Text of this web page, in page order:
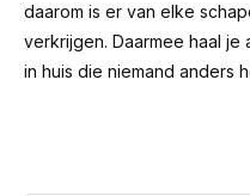
daarom is er van elke
verkrijgen. Daarmee haal je
in huis die niemand anders